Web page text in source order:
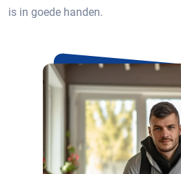
is in goede handen.